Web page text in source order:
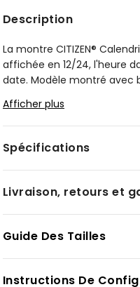
Description
La montre CITIZEN®
affichée en 12/24, l'heure
date. Modèle montré avec
Modèle #:BU2021-51L
Afficher plus
Spécifications
Livraison, retours et
Guide Des Tailles
Instructions De